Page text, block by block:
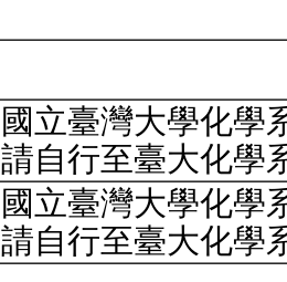
國立臺灣大學化學
請自行至臺大化學
國立臺灣大學化學
請自行至臺大化學